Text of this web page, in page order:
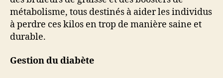
métabolisme, tous destinés à aider les individus
à perdre ces kilos en trop de manière saine et
durable.
Gestion du diabète